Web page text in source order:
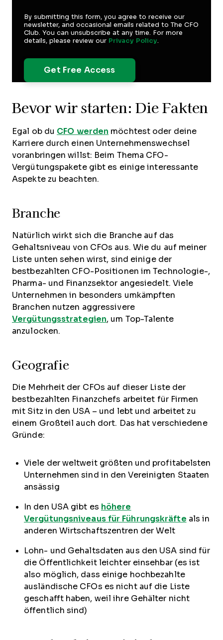
By submitting this form, you agree to receive our
newsletter, and occasional emails related to The CFO
Club. You can unsubscribe at any time. For more
details, please review our Privacy Policy.
Bevor wir starten: Die Fakten
Egal ob du CFO werden möchtest oder deine
Karriere durch einen Unternehmenswechsel
voranbringen willst: Beim Thema CFO-
Vergütungspakete gibt es einige interessante
Aspekte zu beachten.
Branche
Natürlich wirkt sich die Branche auf das
Gehaltsniveau von CFOs aus. Wie du auf meiner
Liste unten sehen wirst, sind einige der
bestbezahlten CFO-Positionen im Technologie-,
Pharma- und Finanzsektor angesiedelt. Viele
Unternehmen in besonders umkämpften
Branchen nutzen aggressivere
Vergütungsstrategien, um Top-Talente
anzulocken.
Geografie
Die Mehrheit der CFOs auf dieser Liste der
bestbezahlten Finanzchefs arbeitet für Firmen
mit Sitz in den USA – und lebt und arbeitet zu
einem Großteil auch dort. Das hat verschiedene
Gründe:
Viele der weltweit größten und profitabelsten
Unternehmen sind in den Vereinigten Staaten
ansässig
In den USA gibt es höhere
Vergütungsniveaus für Führungskräfte als in
anderen Wirtschaftszentren der Welt
Lohn- und Gehaltsdaten aus den USA sind für
die Öffentlichkeit leichter einsehbar (es ist
also möglich, dass einige hochbezahlte
ausländische CFOs es nicht auf die Liste
geschafft haben, weil ihre Gehälter nicht
öffentlich sind)